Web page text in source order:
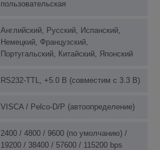
пользовательская
Английский, Русский, Испанский,
Немецкий, Французский,
Португальский, Китайский, Японский
RS232-TTL, +5.0 В (совместим с 3.3 В)
VISCA / Pelco-D/P (автоопределение)
2400 / 4800 / 9600 (по умолчанию) /
19200 / 38400 / 57600 / 115200 bps